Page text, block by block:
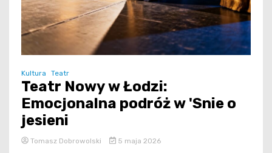
Kultura Teatr
Teatr Nowy w Łodzi:
Emocjonalna podróż w 'Snie o
jesieni
Tomasz Dobrowolski 5 maja 2026